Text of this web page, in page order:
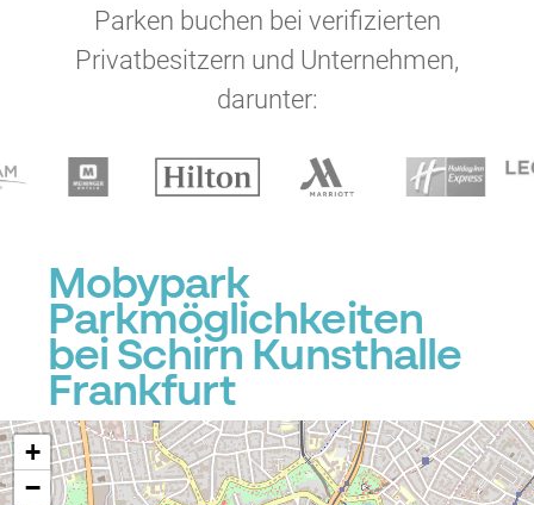
Parken buchen bei verifizierten
Privatbesitzern und Unternehmen,
darunter:
Mobypark
Parkmöglichkeiten
bei Schirn Kunsthalle
Frankfurt
+
−